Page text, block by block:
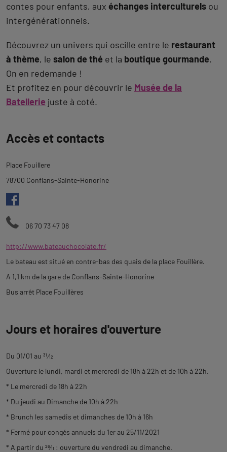
contes pour enfants, aux échanges interculturels ou
intergénérationnels.
Découvrez un univers qui oscille entre le restaurant
à thème, le salon de thé et la boutique gourmande.
On en redemande !
Et profitez en pour découvrir le Musée de la
Batellerie juste à coté.
àAccès et contacts
Place Fouillere
78700 Conflans-Sainte-Honorine
06 70 73 47 08
http://www.bateauchocolate.fr/
Le bateau est situé en contre-bas des quais de la place Fouillère.
A 1,1 km de la gare de Conflans-Sainte-Honorine
Bus arrêt Place Fouillères
Jours et horaires d'ouverture
Du 01/01 au 31⁄12
Ouverture le lundi, mardi et mercredi de 18h à 22h et de 10h à 22h.
* Le mercredi de 18h à 22h
* Du jeudi au Dimanche de 10h à 22h
* Brunch les samedis et dimanches de 10h à 16h
* Fermé pour congés annuels du 1er au 25/11/2021
* A partir du 26⁄11 : ouverture du vendredi au dimanche.